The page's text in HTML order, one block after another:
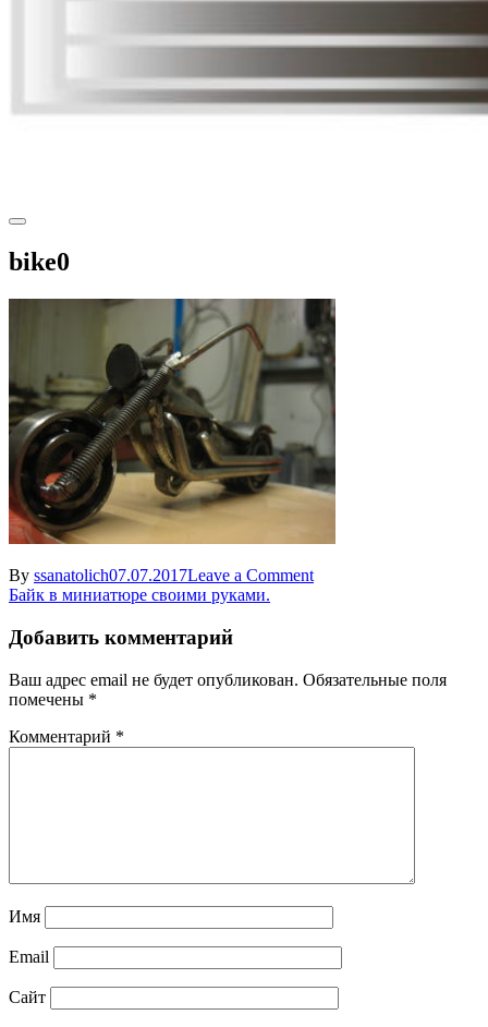
bike0
By ssanatolich07.07.2017Leave a Commenton
Навигация
по
записям
Байк в миниатюре своими руками.
Добавить комментарий
Ваш адрес email не будет опубликован. Обязательные поля
помечены *
Комментарий *
Имя
Email
Сайт